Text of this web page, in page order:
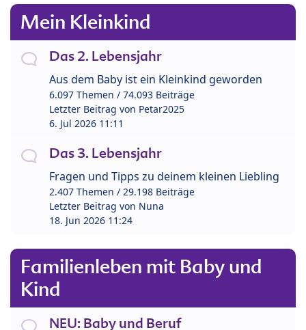
Mein Kleinkind
Das 2. Lebensjahr
Aus dem Baby ist ein Kleinkind geworden
6.097 Themen / 74.093 Beiträge
Letzter Beitrag von Petar2025
6. Jul 2026 11:11
Das 3. Lebensjahr
Fragen und Tipps zu deinem kleinen Liebling
2.407 Themen / 29.198 Beiträge
Letzter Beitrag von Nuna
18. Jun 2026 11:24
Familienleben mit Baby und
Kind
NEU: Baby und Beruf